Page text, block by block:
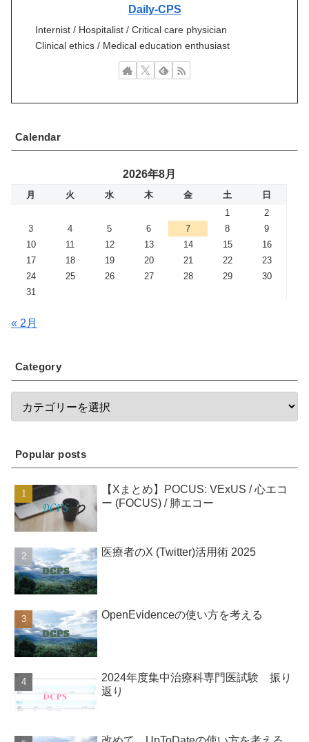
Daily-CPS
Internist / Hospitalist / Critical care physician
Clinical ethics / Medical education enthusiast
Calendar
2026年8月
月 火 水 木 金 土
日
1
2
3
4 5 6 7 8
9
10
11 12 13 14 15
16
17
18 19 20 21 22
23
24
25 26 27 28 29
30
31
« 2月
Category
Popular posts
【Xまとめ】POCUS: VExUS / 心エコ
ー (FOCUS) / 肺エコー
医療者のX (Twitter)活用術 2025
OpenEvidenceの使い方を考える
2024年度集中治療科専門医試験 振り
返り